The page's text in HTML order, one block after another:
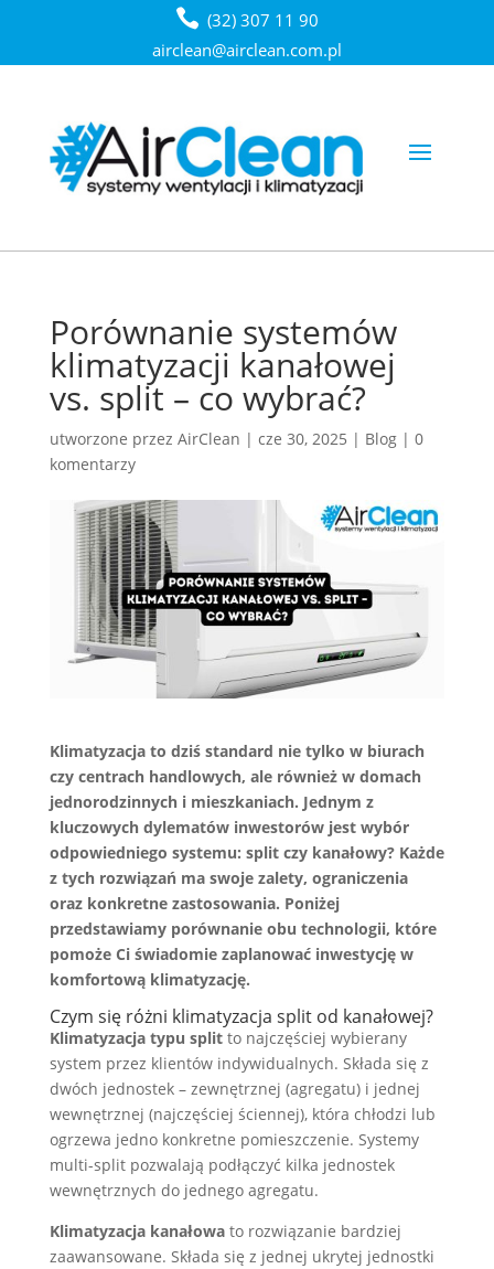
(32) 307 11 90
airclean@airclean.com.pl
Porównanie systemów
klimatyzacji kanałowej
vs. split – co wybrać?
utworzone przez AirClean | cze 30, 2025 | Blog| 0
komentarzy
Klimatyzacja to dziś standard nie tylko w biurach
czy centrach handlowych, ale również w domach
jednorodzinnych i mieszkaniach. Jednym z
kluczowych dylematów inwestorów jest wybór
odpowiedniego systemu: split czy kanałowy? Każde
z tych rozwiązań ma swoje zalety, ograniczenia
oraz konkretne zastosowania. Poniżej
przedstawiamy porównanie obu technologii, które
pomoże Ci świadomie zaplanować inwestycję w
komfortową klimatyzację.
Czym się różni klimatyzacja split od kanałowej?
Klimatyzacja typu splitto najczęściej wybierany
system przez klientów indywidualnych. Składa się z
dwóch jednostek – zewnętrznej (agregatu) i jednej
wewnętrznej (najczęściej ściennej), która chłodzi lub
ogrzewa jedno konkretne pomieszczenie. Systemy
multi-split pozwalają podłączyć kilka jednostek
wewnętrznych do jednego agregatu.
Klimatyzacja kanałowato rozwiązanie bardziej
zaawansowane. Składa się z jednej ukrytej jednostki